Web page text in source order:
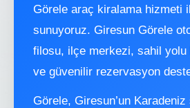
Görele araç kiralama hizmeti
sunuyoruz. Giresun Görele
filosu, ilçe merkezi, sahil yolu
ve güvenilir rezervasyon
Görele, Giresun’un